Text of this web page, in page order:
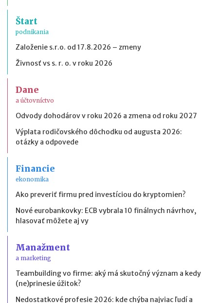
Štart
podnikania
Založenie s.r.o. od 17.8.2026 – zmeny
Živnosť vs s. r. o. v roku 2026
Dane
a účtovníctvo
Odvody dohodárov v roku 2026 a zmena od roku 2027
Výplata rodičovského dôchodku od augusta 2026:
otázky a odpovede
Financie
ekonomika
Ako preveriť firmu pred investíciou do kryptomien?
Nové eurobankovky: ECB vybrala 10 finálnych návrhov,
hlasovať môžete aj vy
Manažment
a marketing
Teambuilding vo firme: aký má skutočný význam a kedy
(ne)prinesie úžitok?
Nedostatkové profesie 2026: kde chýba najviac ľudí a